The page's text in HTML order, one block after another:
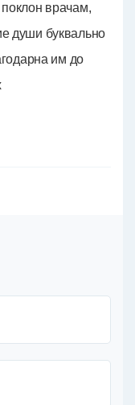
врачам,
души буквально
им до